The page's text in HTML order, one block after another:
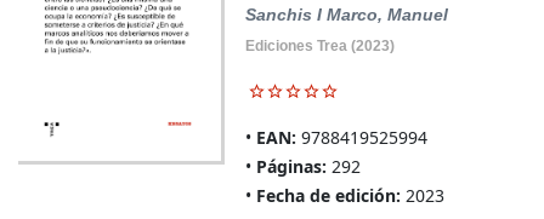
Sanchis I Marco, Manuel
Ediciones Trea (2023)
EAN: 9788419525994
Páginas: 292
Fecha de edición: 2023